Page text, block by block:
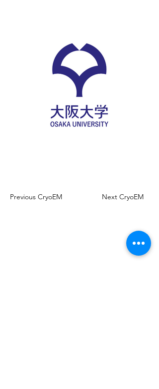
Previous CryoEM Next CryoEM